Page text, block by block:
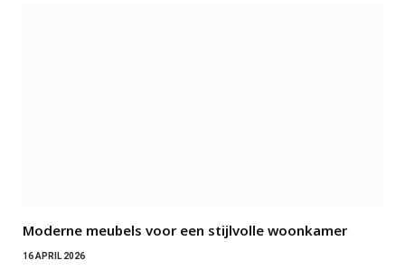
Moderne meubels voor een stijlvolle woonkamer
16 APRIL 2026